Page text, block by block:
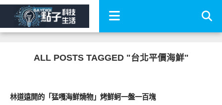
ALL POSTS TAGGED "台北平價海鮮"
林道遠開的「猛嘎海鮮燒物」烤鮮蚵一盤一百塊